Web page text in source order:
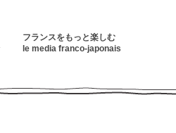
フランスをもっと楽しむ
le media franco-japonais